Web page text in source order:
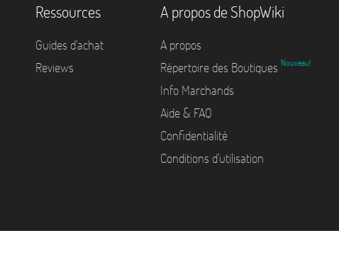
Ressources
Guides d'achat
Reviews
A propos de ShopWiki
A propos
Répertoire des Boutiques Nouveau!
Info Marchands
Aide & FAQ
Confidentialité
Conditions d'utilisation